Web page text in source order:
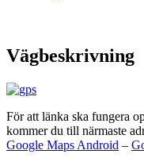
Vägbeskrivning
För att länka ska fungera
kommer du till närmaste
Google Maps Android –